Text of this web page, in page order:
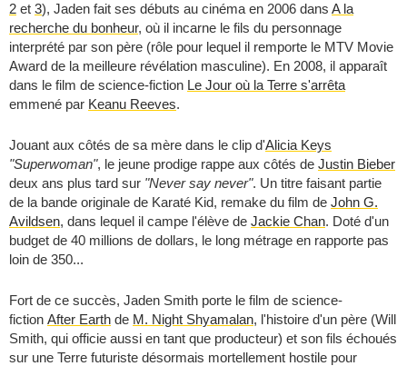
2 et 3), Jaden fait ses débuts au cinéma en 2006 dans A la
recherche du bonheur, où il incarne le fils du personnage
interprété par son père (rôle pour lequel il remporte le MTV Movie
Award de la meilleure révélation masculine). En 2008, il apparaît
dans le film de science-fiction Le Jour où la Terre s'arrêta
emmené par Keanu Reeves.
Jouant aux côtés de sa mère dans le clip d'Alicia Keys
"Superwoman", le jeune prodige rappe aux côtés de Justin Bieber
deux ans plus tard sur "Never say never". Un titre faisant partie
de la bande originale de Karaté Kid, remake du film de John G.
Avildsen, dans lequel il campe l'élève de Jackie Chan. Doté d'un
budget de 40 millions de dollars, le long métrage en rapporte pas
loin de 350...
Fort de ce succès, Jaden Smith porte le film de science-
fiction After Earth de M. Night Shyamalan, l'histoire d'un père (Will
Smith, qui officie aussi en tant que producteur) et son fils échoués
sur une Terre futuriste désormais mortellement hostile pour